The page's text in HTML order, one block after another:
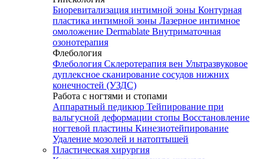
Биоревитализация интимной зоны Контурная
пластика интимной зоны Лазерное интимное
омоложение Dermablate Внутриматочная
озонотерапия
Флебология
Флебология Склеротерапия вен Ультразвуковое
дуплексное сканирование сосудов нижних
конечностей (УЗДС)
Работа с ногтями и стопами
Аппаратный педикюр Тейпирование при
вальгусной деформации стопы Восстановление
ногтевой пластины Кинезиотейпирование
Удаление мозолей и натоптышей
Пластическая хирургия